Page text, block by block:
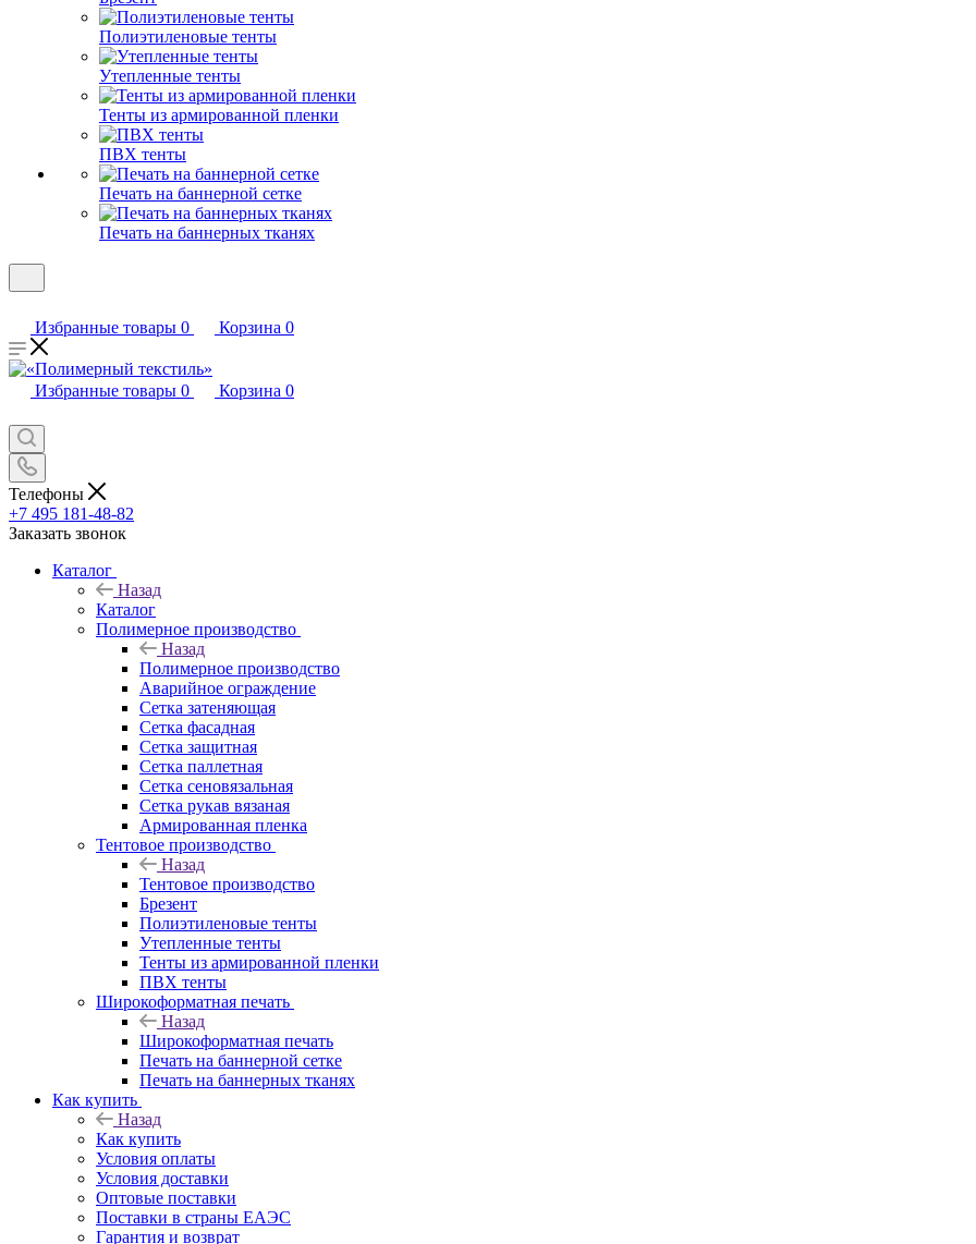
Полиэтиленовые тенты
Утепленные тенты
Тенты из армированной пленки
ПВХ тенты
Печать на баннерной сетке
Печать на баннерных тканях
Избранные товары 0 Корзина 0
Избранные товары 0 Корзина 0
Телефоны
+7 495 181-48-82
Заказать звонок
Каталог
Назад
Каталог
Полимерное производство
Назад
Полимерное производство
Аварийное ограждение
Сетка затеняющая
Сетка фасадная
Сетка защитная
Сетка паллетная
Сетка сеновязальная
Сетка рукав вязаная
Армированная пленка
Тентовое производство
Назад
Тентовое производство
Брезент
Полиэтиленовые тенты
Утепленные тенты
Тенты из армированной пленки
ПВХ тенты
Широкоформатная печать
Назад
Широкоформатная печать
Печать на баннерной сетке
Печать на баннерных тканях
Как купить
Назад
Как купить
Условия оплаты
Условия доставки
Оптовые поставки
Поставки в страны ЕАЭС
Гарантия и возврат